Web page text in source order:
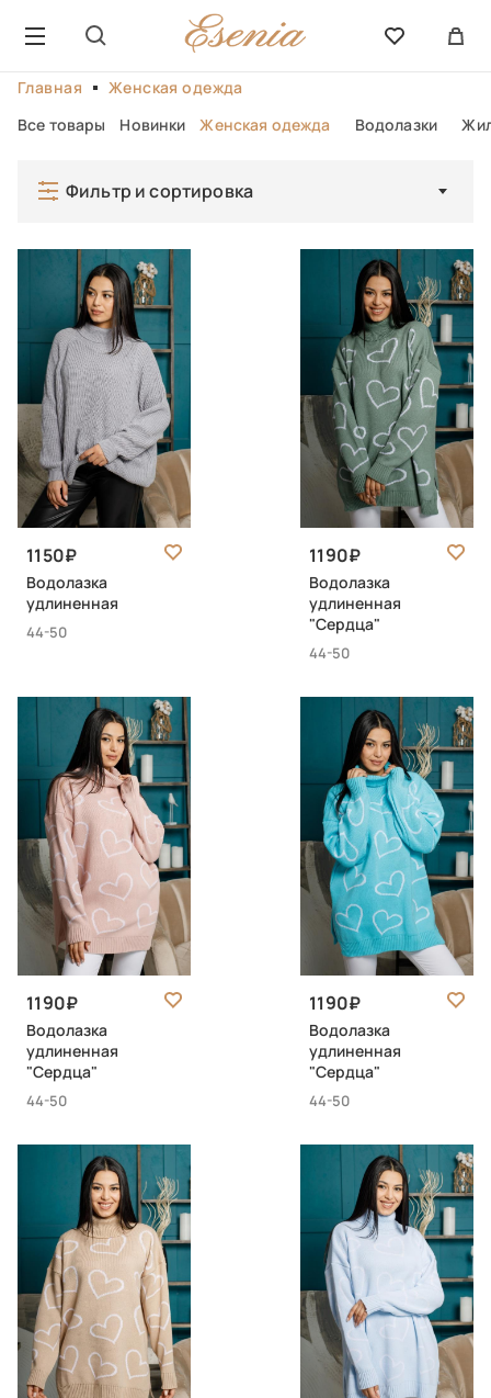
Главная
Женская одежда
Все товары
Новинки Женская одежда Водолазки
Фильтр и сортировка
1150
Водолазка
удлиненная
44-50
1190
Водолазка
удлиненная
"Сердца"
44-50
1190
Водолазка
удлиненная
"Сердца"
44-50
1190
Водолазка
удлиненная
"Сердца"
44-50